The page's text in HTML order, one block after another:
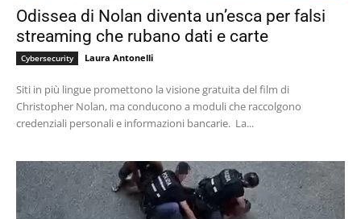
Odissea di Nolan diventa un’esca per falsi
streaming che rubano dati e carte
Cybersecurity Laura Antonelli
Siti in più lingue promettono la visione gratuita del film di
Christopher Nolan, ma conducono a moduli che raccolgono
credenziali personali e informazioni bancarie. La...